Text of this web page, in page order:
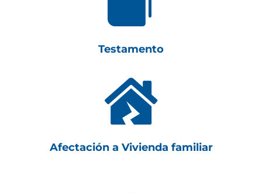
Testamento

Afectación a Vivienda familiar